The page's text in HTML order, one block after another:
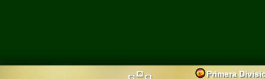
Primera